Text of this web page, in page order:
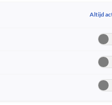
Altijd